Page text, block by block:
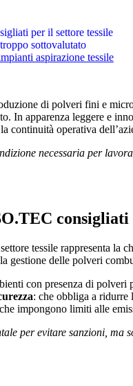
per il settore tessile
sottovalutato
aspirazione tessile
di polveri fini e
In apparenza leggere e
continuità operativa
necessaria per
consigliati
tessile rappresenta la
gestione delle polveri
con presenza di polveri
: che obbliga a ridurre
impongono limiti alle
per evitare sanzioni,